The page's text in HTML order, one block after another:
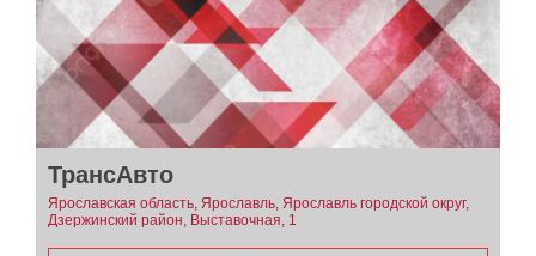
ТрансАвто
Ярославская область, Ярославль, Ярославль городской округ,
Дзержинский район, Выставочная, 1